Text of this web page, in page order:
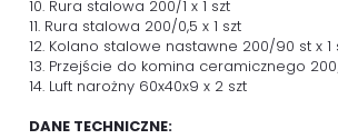
10. Rura stalowa 200/1 x 1 szt
11. Rura stalowa 200/0,5 x 1 szt
12. Kolano stalowe nastawne 200/90 st x 1
13. Przejście do komina ceramicznego
14. Luft narożny 60x40x9 x 2 szt
DANE TECHNICZNE: